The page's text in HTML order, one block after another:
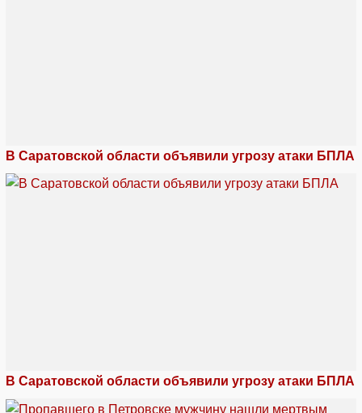
В Саратовской области объявили угрозу атаки БПЛА
В Саратовской области объявили угрозу атаки БПЛА